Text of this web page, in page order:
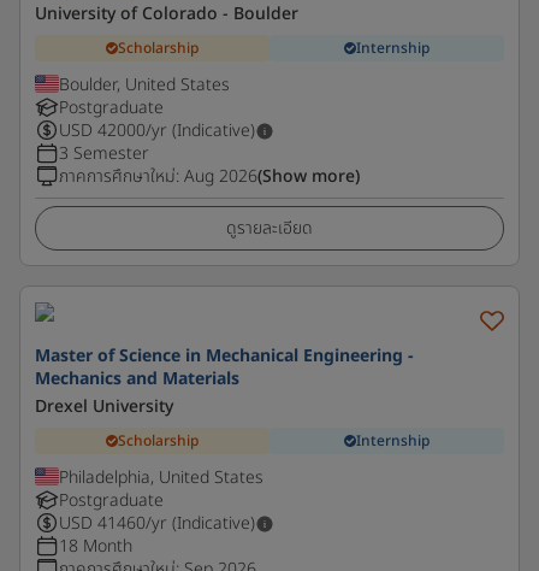
University of Colorado - Boulder
Scholarship Internship
Boulder, United States
Postgraduate
USD 42000/yr (Indicative)
3 Semester
ภาคการศึกษาใหม่:Aug 2026(Show more)
ดูรายละเอียด
Master of Science in Mechanical Engineering -
Mechanics and Materials
Drexel University
Scholarship Internship
Philadelphia, United States
Postgraduate
USD 41460/yr (Indicative)
18 Month